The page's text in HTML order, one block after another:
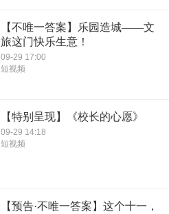
【不唯一答案】乐园造城——文
旅这门快乐生意！
09-29 17:00
短视频
【特别呈现】《校长的心愿》
09-29 14:18
短视频
【预告·不唯一答案】这个十一，